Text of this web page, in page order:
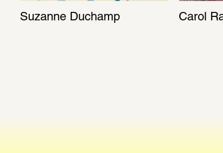
Suzanne Duchamp Carol